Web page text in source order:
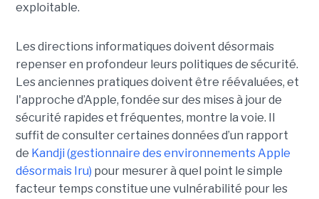
exploitable.
Les directions informatiques doivent désormais
repenser en profondeur leurs politiques de sécurité.
Les anciennes pratiques doivent être réévaluées, et
l'approche d’Apple, fondée sur des mises à jour de
sécurité rapides et fréquentes, montre la voie. Il
suffit de consulter certaines données d’un rapport
de Kandji (gestionnaire des environnements Apple
désormais Iru) pour mesurer à quel point le simple
facteur temps constitue une vulnérabilité pour les